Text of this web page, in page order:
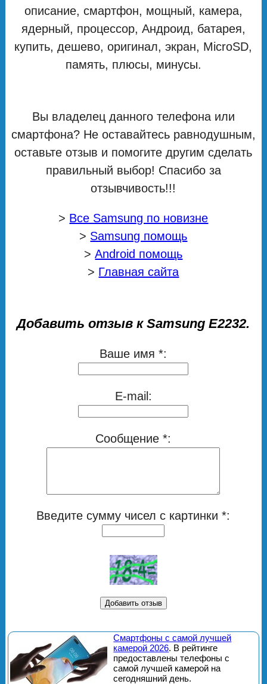
описание, смартфон, мощный, камера,
ядерный, процессор, Андроид, батарея,
купить, дешево, оригинал, экран, MicroSD,
память, плюсы, минусы.
Вы владелец данного телефона или
смартфона? Не оставайтесь равнодушным,
оставьте отзыв и помогите другим сделать
правильный выбор! Спасибо за
отзывчивость!!!
> Все Samsung по новизне
> Samsung помощь
>Android помощь
> Главная сайта
Добавить отзыв к Samsung E2232.
Ваше имя *:
E-mail:
Сообщение *:
Введите сумму чисел с картинки *:
Смартфоны с самой лучшей
камерой 2026. В рейтинге
предоставлены телефоны с
самой лучшей камерой на
сегодняшний день.